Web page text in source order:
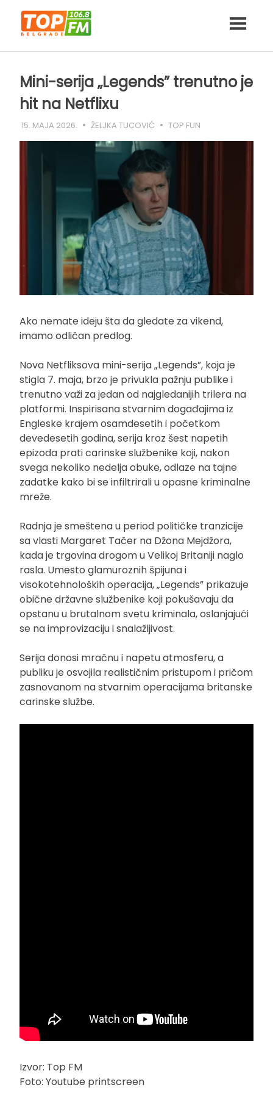
content
Mini-serija „Legends” trenutno je
hit na Netflixu
15. MAJA 2026. ŽELJKA TUCOVIĆ TOP FUN
Ako nemate ideju šta da gledate za vikend,
imamo odličan predlog.
Nova Netfliksova mini-serija „Legends”, koja je
stigla 7. maja, brzo je privukla pažnju publike i
trenutno važi za jedan od najgledanijih trilera na
platformi. Inspirisana stvarnim događajima iz
Engleske krajem osamdesetih i početkom
devedesetih godina, serija kroz šest napetih
epizoda prati carinske službenike koji, nakon
svega nekoliko nedelja obuke, odlaze na tajne
zadatke kako bi se infiltrirali u opasne kriminalne
mreže.
Radnja je smeštena u period političke tranzicije
sa vlasti Margaret Tačer na Džona Mejdžora,
kada je trgovina drogom u Velikoj Britaniji naglo
rasla. Umesto glamuroznih špijuna i
visokotehnoloških operacija, „Legends” prikazuje
obične državne službenike koji pokušavaju da
opstanu u brutalnom svetu kriminala, oslanjajući
se na improvizaciju i snalažljivost.
Serija donosi mračnu i napetu atmosferu, a
publiku je osvojila realističnim pristupom i pričom
zasnovanom na stvarnim operacijama britanske
carinske službe.
Izvor: Top FM
Foto: Youtube printscreen